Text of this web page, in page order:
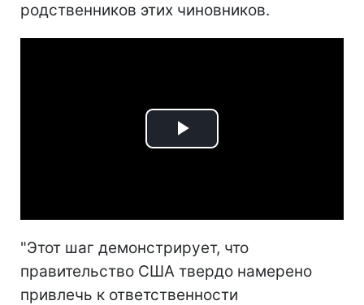
родственников этих чиновников.
Play
"Этот шаг демонстрирует, что
правительство США твердо намерено
привлечь к ответственности